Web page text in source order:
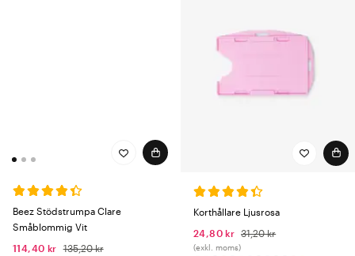
Beez Stödstrumpa Clare
Småblommig Vit
114,40 kr
135,20 kr
Korthållare Ljusrosa
24,80 kr 31,20 kr
(exkl. moms)